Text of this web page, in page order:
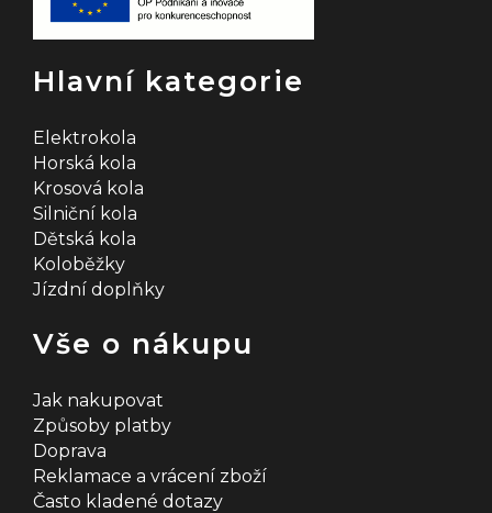
Hlavní kategorie
Elektrokola
Horská kola
Krosová kola
Silniční kola
Dětská kola
Koloběžky
Jízdní doplňky
Vše o nákupu
Jak nakupovat
Způsoby platby
Doprava
Reklamace a vrácení zboží
Často kladené dotazy